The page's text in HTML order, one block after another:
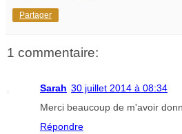
Partager
1 commentaire:
Sarah 30 juillet 2014 à 08:34
Merci beaucoup de m'avoir
Répondre